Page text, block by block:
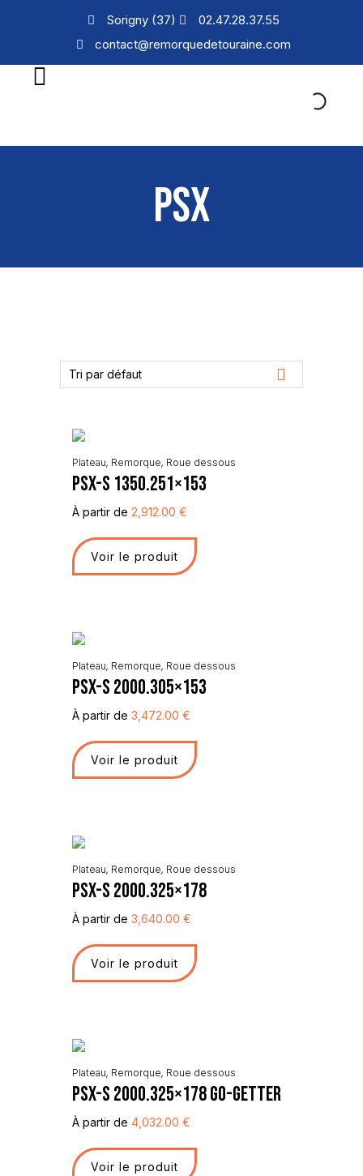
Sorigny (37)
02.47.28.37.55
contact@remorquedetouraine.com
PSX
Tri par défaut
Plateau, Remorque, Roue dessous
PSX-S 1350.251×153
À partir de 2,912.00 €
Voir le produit
Plateau, Remorque, Roue dessous
PSX-S 2000.305×153
À partir de 3,472.00 €
Voir le produit
Plateau, Remorque, Roue dessous
PSX-S 2000.325×178
À partir de 3,640.00 €
Voir le produit
Plateau, Remorque, Roue dessous
PSX-S 2000.325×178 Go-Getter
À partir de 4,032.00 €
Voir le produit